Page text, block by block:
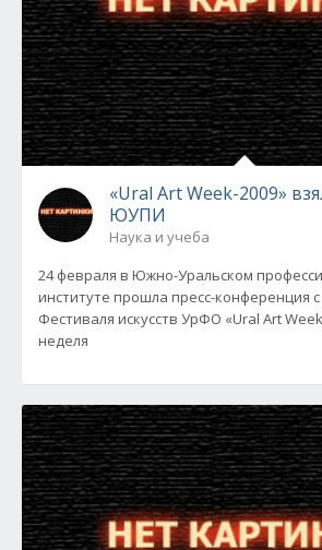
«Ural Art Week-2009»
ЮУПИ
Наука и учеба
24 февраля в Южно-Уральском
институте прошла пресс-конференция
Фестиваля искусств УрФО «Ural Art
неделя